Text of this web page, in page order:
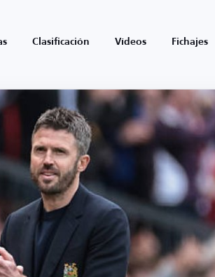
Clasificación Vídeos Fichajes